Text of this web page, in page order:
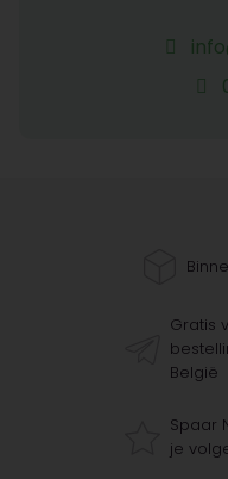
Gratis
België
Spaar
je